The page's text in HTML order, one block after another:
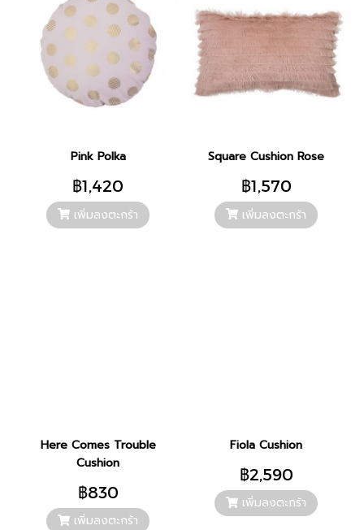
Pink Polka
฿1,420
เพิ่มลงตะกร้า
Square Cushion Rose
฿1,570
เพิ่มลงตะกร้า
Here Comes Trouble
Cushion
฿830
เพิ่มลงตะกร้า
Fiola Cushion
฿2,590
เพิ่มลงตะกร้า